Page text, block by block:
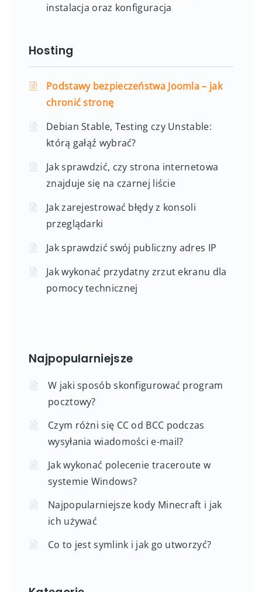
instalacja oraz konfiguracja
Hosting
Podstawy bezpieczeństwa Joomla – jak
chronić stronę
Debian Stable, Testing czy Unstable:
którą gałąź wybrać?
Jak sprawdzić, czy strona internetowa
znajduje się na czarnej liście
Jak zarejestrować błędy z konsoli
przeglądarki
Jak sprawdzić swój publiczny adres IP
Jak wykonać przydatny zrzut ekranu dla
pomocy technicznej
Najpopularniejsze
W jaki sposób skonfigurować program
pocztowy?
Czym różni się CC od BCC podczas
wysyłania wiadomości e-mail?
Jak wykonać polecenie traceroute w
systemie Windows?
Najpopularniejsze kody Minecraft i jak
ich używać
Co to jest symlink i jak go utworzyć?